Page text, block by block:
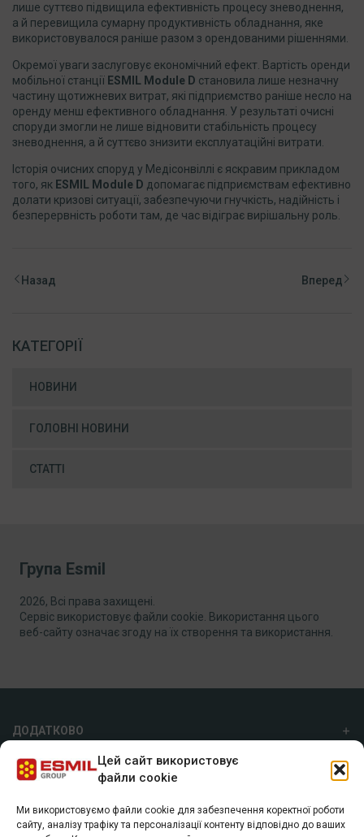
Цей сайт використовує
файли cookie
Ми використовуємо файли cookie для забезпечення коректної роботи
сайту, аналізу трафіку та персоналізації контенту відповідно до ваших
лише суттєво підвищила ефективність процесу зневоднення,
а й перевищила сумарну продуктивність обладнання, яке
використовувалося раніше разом з орендованими рішеннями.
Окремої уваги заслуговує економічний ефект. Вартість оренди
мобільної станції ESMIL Module D становила лише незначну
частину щотижневих витрат, які підприємство раніше несло на
оренду менш ефективного обладнання. У результаті очисні
споруди змогли не лише відновити стабільність процесу
зневоднення, а й суттєво знизити експлуатаційні витрати.
Історія очисних споруд у Медісонвіллі є яскравим прикладом
того, як ESMIL Module D допомагає підприємствам ефективно
долати кризові ситуації, забезпечуючи гнучкість, надійність і
безперервність роботи там, де час відіграє вирішальну роль.
Назад Вперед
КАТЕГОРІЇ
НОВИНИ
ГОЛОВНІ НОВИНИ
СТАТТІ
Група Esmil
2026, Всі права захищені.
Сервіс використовує файли cookie. Використання цього
веб-сайту означає згоду на їх створення та використання.
ДОДАТКОВО
ПРО НАС
ГРУПА ESMIL